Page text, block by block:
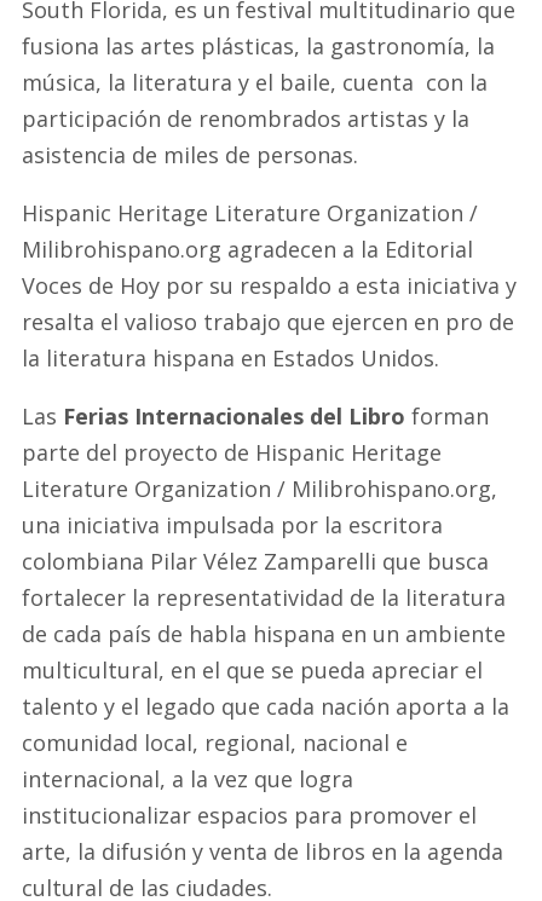
South Florida, es un festival multitudinario que
fusiona las artes plásticas, la gastronomía, la
música, la literatura y el baile, cuenta con la
participación de renombrados artistas y la
asistencia de miles de personas.
Hispanic Heritage Literature Organization /
Milibrohispano.org agradecen a la Editorial
Voces de Hoy por su respaldo a esta iniciativa y
resalta el valioso trabajo que ejercen en pro de
la literatura hispana en Estados Unidos.
Las Ferias Internacionales del Libro forman
parte del proyecto de Hispanic Heritage
Literature Organization / Milibrohispano.org,
una iniciativa impulsada por la escritora
colombiana Pilar Vélez Zamparelli que busca
fortalecer la representatividad de la literatura
de cada país de habla hispana en un ambiente
multicultural, en el que se pueda apreciar el
talento y el legado que cada nación aporta a la
comunidad local, regional, nacional e
internacional, a la vez que logra
institucionalizar espacios para promover el
arte, la difusión y venta de libros en la agenda
cultural de las ciudades.